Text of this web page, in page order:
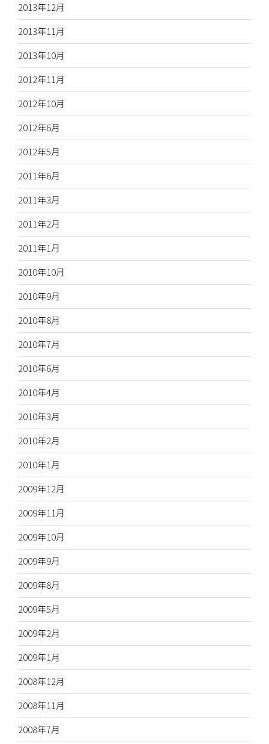
2013年12月
2013年11月
2013年10月
2012年11月
2012年10月
2012年6月
2012年5月
2011年6月
2011年3月
2011年2月
2011年1月
2010年10月
2010年9月
2010年8月
2010年7月
2010年6月
2010年4月
2010年3月
2010年2月
2010年1月
2009年12月
2009年11月
2009年10月
2009年9月
2009年8月
2009年5月
2009年2月
2009年1月
2008年12月
2008年11月
2008年7月